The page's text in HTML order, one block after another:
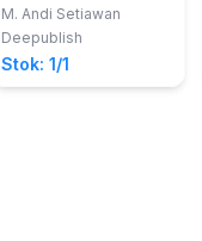
KONSELING (TEORI
DAN APLIKASI)
M. Andi Setiawan
Deepublish
Stok: 1/1